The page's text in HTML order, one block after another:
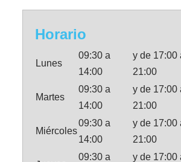
Horario
Lunes
09:30 a
14:00
y de 17:00
21:00
Martes
09:30 a
14:00
y de 17:00
21:00
Miércoles
09:30 a
14:00
y de 17:00
21:00
09:30 a
y de 17:00